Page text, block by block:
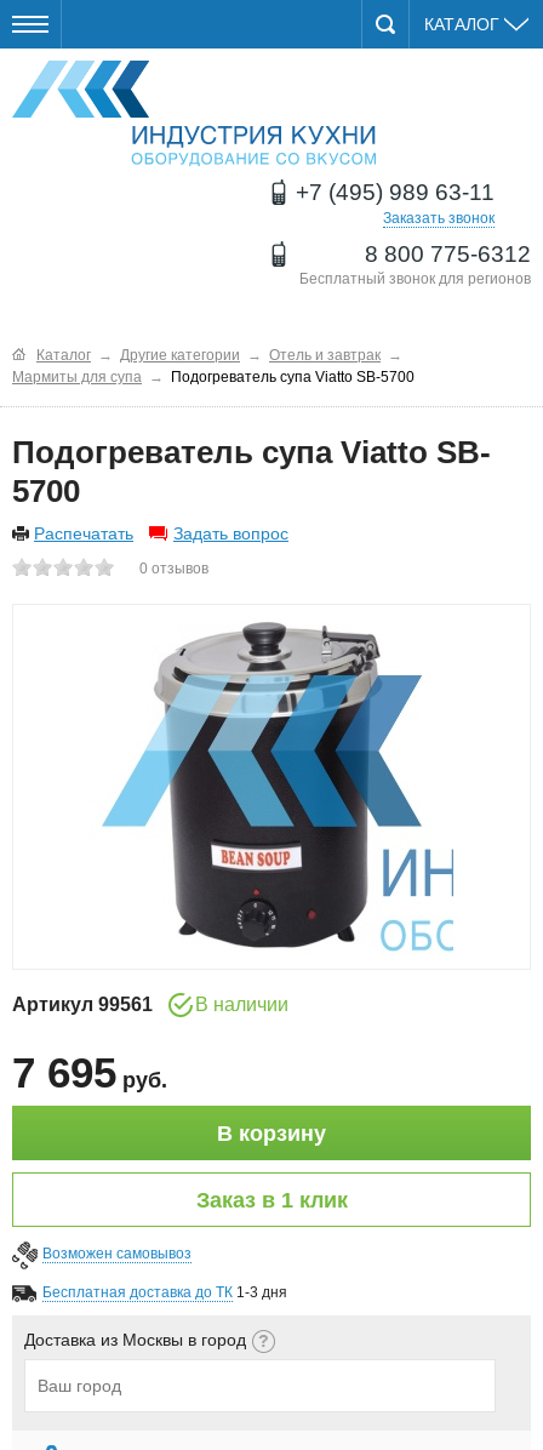
КАТАЛОГ
+7 (495) 989 63-11
Заказать звонок
8 800 775-6312
Бесплатный звонок для регионов
Каталог → Другие категории → Отель и завтрак →
Мармиты для супа → Подогреватель супа Viatto SB-5700
Подогреватель супа Viatto SB-
5700
Распечатать Задать вопрос
0 отзывов
Артикул 99561 В наличии
7 695 руб.
В корзину
Заказ в 1 клик
Возможен самовывоз
Бесплатная доставка до ТК 1-3 дня
Доставка из Москвы в город